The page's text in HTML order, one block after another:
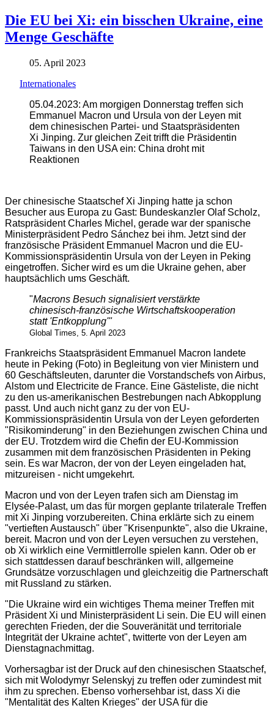
Die EU bei Xi: ein bisschen Ukraine, eine
Menge Geschäfte
05. April 2023
Internationales
05.04.2023: Am morgigen Donnerstag treffen sich
Emmanuel Macron und Ursula von der Leyen mit
dem chinesischen Partei- und Staatspräsidenten
Xi Jinping. Zur gleichen Zeit trifft die Präsidentin
Taiwans in den USA ein: China droht mit
Reaktionen
Der chinesische Staatschef Xi Jinping hatte ja schon
Besucher aus Europa zu Gast: Bundeskanzler Olaf Scholz,
Ratspräsident Charles Michel, gerade war der spanische
Ministerpräsident Pedro Sánchez bei ihm. Jetzt sind der
französische Präsident Emmanuel Macron und die EU-
Kommissionspräsidentin Ursula von der Leyen in Peking
eingetroffen. Sicher wird es um die Ukraine gehen, aber
hauptsächlich ums Geschäft.
"Macrons Besuch signalisiert verstärkte
chinesisch-französische Wirtschaftskooperation
statt 'Entkopplung'"
Global Times, 5. April 2023
Frankreichs Staatspräsident Emmanuel Macron landete
heute in Peking (Foto) in Begleitung von vier Ministern und
60 Geschäftsleuten, darunter die Vorstandschefs von Airbus,
Alstom und Electricite de France. Eine Gästeliste, die nicht
zu den us-amerikanischen Bestrebungen nach Abkopplung
passt. Und auch nicht ganz zu der von EU-
Kommissionspräsidentin Ursula von der Leyen geforderten
"Risikominderung" in den Beziehungen zwischen China und
der EU. Trotzdem wird die Chefin der EU-Kommission
zusammen mit dem französischen Präsidenten in Peking
sein. Es war Macron, der von der Leyen eingeladen hat,
mitzureisen - nicht umgekehrt.
Macron und von der Leyen trafen sich am Dienstag im
Elysée-Palast, um das für morgen geplante trilaterale Treffen
mit Xi Jinping vorzubereiten. China erklärte sich zu einem
"vertieften Austausch" über "Krisenpunkte", also die Ukraine,
bereit. Macron und von der Leyen versuchen zu verstehen,
ob Xi wirklich eine Vermittlerrolle spielen kann. Oder ob er
sich stattdessen darauf beschränken will, allgemeine
Grundsätze vorzuschlagen und gleichzeitig die Partnerschaft
mit Russland zu stärken.
"Die Ukraine wird ein wichtiges Thema meiner Treffen mit
Präsident Xi und Ministerpräsident Li sein. Die EU will einen
gerechten Frieden, der die Souveränität und territoriale
Integrität der Ukraine achtet", twitterte von der Leyen am
Dienstagnachmittag.
Vorhersagbar ist der Druck auf den chinesischen Staatschef,
sich mit Wolodymyr Selenskyj zu treffen oder zumindest mit
ihm zu sprechen. Ebenso vorhersehbar ist, dass Xi die
"Mentalität des Kalten Krieges" der USA für die